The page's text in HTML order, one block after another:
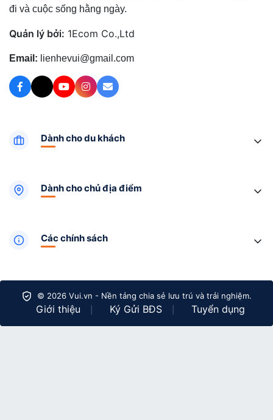
đi và cuộc sống hằng ngày.
Quản lý bởi: 1Ecom Co.,Ltd
Email: lienhevui@gmail.com
Dành cho du khách
Dành cho chủ địa điểm
Các chính sách
© 2026 Vui.vn - Nền tảng chia sẻ lưu trú và trải nghiệm.
Giới thiệu Ký Gửi BĐS Tuyển dụng